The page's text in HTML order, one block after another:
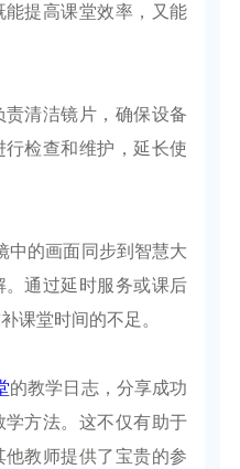
提高课堂效率，又能
清洁镜片，确保设备
检查和维护，延长使
中的画面同步到智慧大
。通过延时服务或课后
课堂时间的不足。
的教学日志，分享成功
方法。这不仅有助于
教师提供了宝贵的参